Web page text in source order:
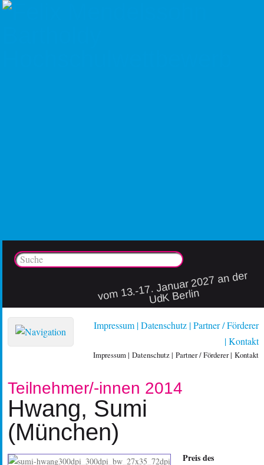
vo
m 13.-17. Januar 2027 an der
UdK Berlin
Impressum Datenschutz Partner / Förderer
Kontakt
Impressum Datenschutz Partner / Förderer Kontakt
Teilnehmer/-innen 2014
Hwang, Sumi
(München)
Preis des